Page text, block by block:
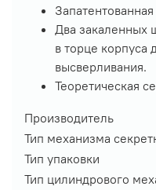
Два закаленных
в торце корпуса
высверливания.
Теоретическая
Производитель
Тип механизма
Тип упаковки
Тип цилиндрового